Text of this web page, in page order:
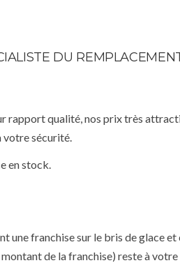
DU
rapport qualité, nos prix très
votre sécurité.
en stock.
une franchise sur le bris de glace
de la franchise) reste à